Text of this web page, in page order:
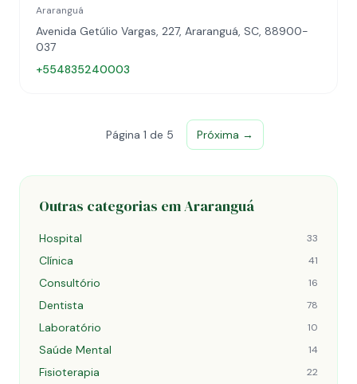
Araranguá
Avenida Getúlio Vargas, 227, Araranguá, SC, 88900-
037
+554835240003
Página 1 de 5 Próxima →
Outras categorias em Araranguá
Hospital 33
Clínica 41
Consultório 16
Dentista 78
Laboratório 10
Saúde Mental 14
Fisioterapia 22